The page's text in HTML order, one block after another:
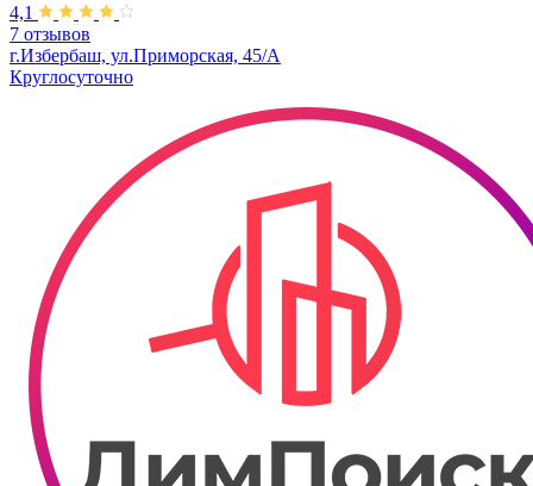
4,1
7 отзывов
г.Избербаш, ул.Приморская, 45/А
Круглосуточно